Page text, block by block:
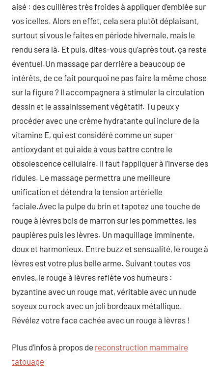
aisé : des cuillères très froides à appliquer d’emblée sur
vos icelles. Alors en effet, cela sera plutôt déplaisant,
surtout si vous le faites en période hivernale, mais le
rendu sera là. Et puis, dites-vous qu’après tout, ça reste
éventuel.Un massage par derrière a beaucoup de
intérêts, de ce fait pourquoi ne pas faire la même chose
sur la figure ? Il accompagnera à stimuler la circulation
dessin et le assainissement végétatif. Tu peux y
procéder avec une crème hydratante qui inclure de la
vitamine E, qui est considéré comme un super
antioxydant et qui aide à vous battre contre le
obsolescence cellulaire. Il faut l’appliquer à l’inverse des
ridules. Le massage permettra une meilleure
unification et détendra la tension artérielle
faciale.Avec la pulpe du brin et tapotez une touche de
rouge à lèvres bois de marron sur les pommettes, les
paupières puis les lèvres. Un maquillage imminente,
doux et harmonieux. Entre buzz et sensualité, le rouge à
lèvres est votre plus belle arme. Suivant toutes vos
envies, le rouge à lèvres reflète vos humeurs :
byzantine avec un rouge mat, véritable avec un nude
soyeux ou rock avec un joli bordeaux métallique.
Révélez votre face cachée avec un rouge à lèvres !
Plus d’infos à propos de reconstruction mammaire
tatouage